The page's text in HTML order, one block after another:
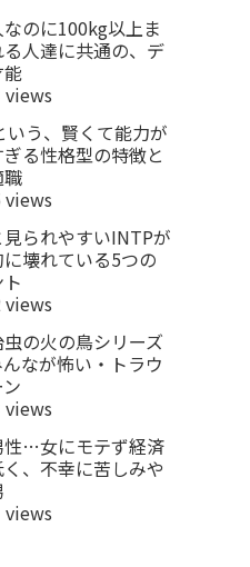
なのに100kg以上ま
人達に共通の、デ
能
views
いう、賢くて能力が
る性格型の特徴と
職
views
られやすいINTPが
壊れている5つの
views
の火の鳥シリーズ
なが怖い・トラウ
views
性…女にモテず経済
、不幸に苦しみや
views